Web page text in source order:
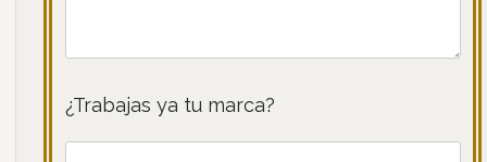
¿Trabajas ya tu marca?